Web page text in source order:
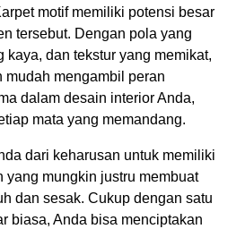
motif memiliki potensi besar
tersebut. Dengan pola yang
kaya, dan tekstur yang memikat,
mudah mengambil peran
dalam desain interior Anda,
mata yang memandang.
dari keharusan untuk memiliki
yang mungkin justru membuat
dan sesak. Cukup dengan satu
biasa, Anda bisa menciptakan